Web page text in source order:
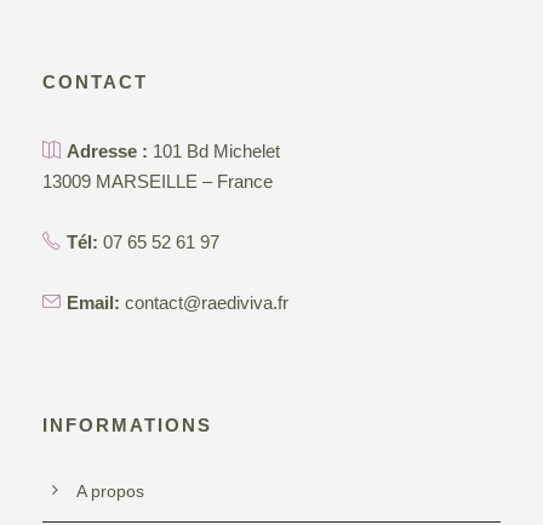
CONTACT
Adresse : 101 Bd Michelet
13009 MARSEILLE – France
Tél: 07 65 52 61 97
Email: contact@raediviva.fr
INFORMATIONS
A propos